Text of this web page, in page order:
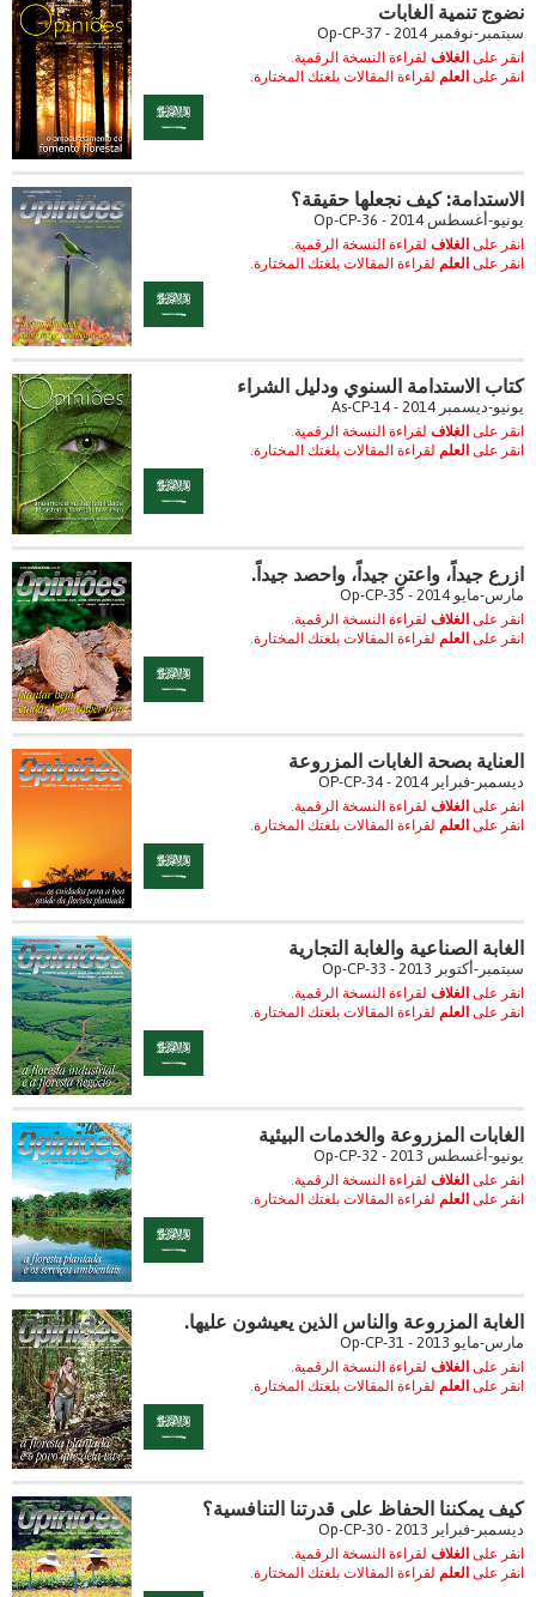
نضوج تنمية الغابات
سبتمبر-نوفمبر 2014 - Op-CP-37
انقر على الغلاف لقراءة النسخة الرقمية.
انقر على العلم لقراءة المقالات بلغتك المختارة.
الاستدامة: كيف نجعلها حقيقة؟
يونيو-أغسطس 2014 - Op-CP-36
انقر على الغلاف لقراءة النسخة الرقمية.
انقر على العلم لقراءة المقالات بلغتك المختارة.
كتاب الاستدامة السنوي ودليل الشراء
يونيو-ديسمبر 2014 - As-CP-14
انقر على الغلاف لقراءة النسخة الرقمية.
انقر على العلم لقراءة المقالات بلغتك المختارة.
ازرع جيداً، واعتنِ جيداً، واحصد جيداً.
مارس-مايو 2014 - Op-CP-35
انقر على الغلاف لقراءة النسخة الرقمية.
انقر على العلم لقراءة المقالات بلغتك المختارة.
العناية بصحة الغابات المزروعة
ديسمبر-فبراير 2014 - OP-CP-34
انقر على الغلاف لقراءة النسخة الرقمية.
انقر على العلم لقراءة المقالات بلغتك المختارة.
الغابة الصناعية والغابة التجارية
سبتمبر-أكتوبر 2013 - Op-CP-33
انقر على الغلاف لقراءة النسخة الرقمية.
انقر على العلم لقراءة المقالات بلغتك المختارة.
الغابات المزروعة والخدمات البيئية
يونيو-أغسطس 2013 - Op-CP-32
انقر على الغلاف لقراءة النسخة الرقمية.
انقر على العلم لقراءة المقالات بلغتك المختارة.
الغابة المزروعة والناس الذين يعيشون عليها.
مارس-مايو 2013 - Op-CP-31
انقر على الغلاف لقراءة النسخة الرقمية.
انقر على العلم لقراءة المقالات بلغتك المختارة.
كيف يمكننا الحفاظ على قدرتنا التنافسية؟
ديسمبر-فبراير 2013 - Op-CP-30
انقر على الغلاف لقراءة النسخة الرقمية.
انقر على العلم لقراءة المقالات بلغتك المختارة.